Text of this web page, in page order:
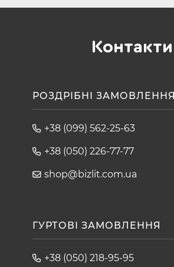
Контакти
РОЗДРІБНІ ЗАМОВЛЕННЯ
+38 (099) 562-25-63
+38 (050) 226-77-77
shop@bizlit.com.ua
ГУРТОВІ ЗАМОВЛЕННЯ
+38 (050) 218-95-95